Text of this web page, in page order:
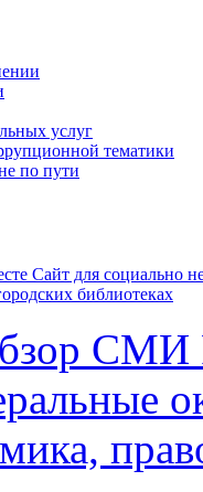
услуг